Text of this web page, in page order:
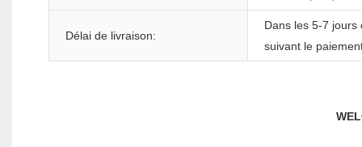
Délai de livraison:
Dans les 5-7 jours
suivant le